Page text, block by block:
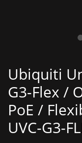
Ubiquiti
G3-Flex /
PoE /
UVC-G3-